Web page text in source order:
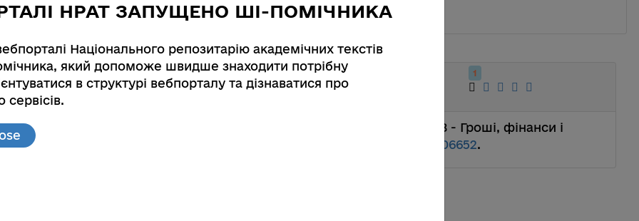
at the financial market of Ukraine
1
are at the financial market of Ukraine : к.е.н. : spec.. 08.00.08 - Гроші, фінанси і
.; Kiev national economic university by Vadima Getmana. – ,
0411U006652.
НРАТ ЗАПУЩЕНО ШІ-ПОМІЧНИКА
Національного репозитарію академічних текстів
який допоможе швидше знаходити потрібну
в структурі вебпорталу та дізнаватися про